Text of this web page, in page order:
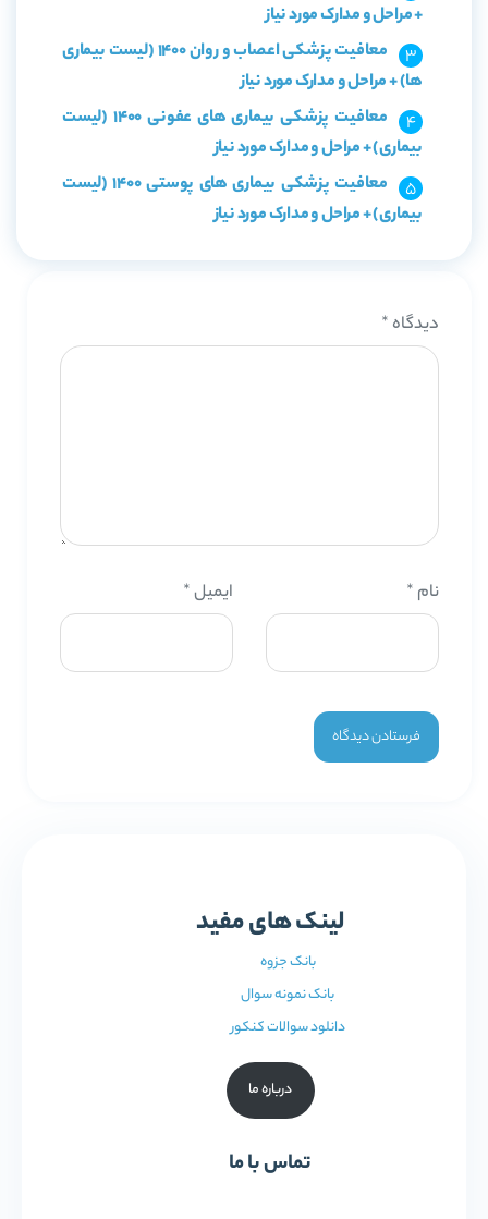
+ مراحل و مدارک مورد نیاز
معافیت پزشکی اعصاب و روان 1400 (لیست بیماری
ها) + مراحل و مدارک مورد نیاز
معافیت پزشکی بیماری های عفونی 1400 (لیست
بیماری) + مراحل و مدارک مورد نیاز
معافیت پزشکی بیماری های پوستی 1400 (لیست
بیماری) + مراحل و مدارک مورد نیاز
دیدگاه *
نام * ایمیل*
لینک های مفید
بانک جزوه
بانک نمونه سوال
دانلود سوالات کنکور
درباره ما
تماس با ما